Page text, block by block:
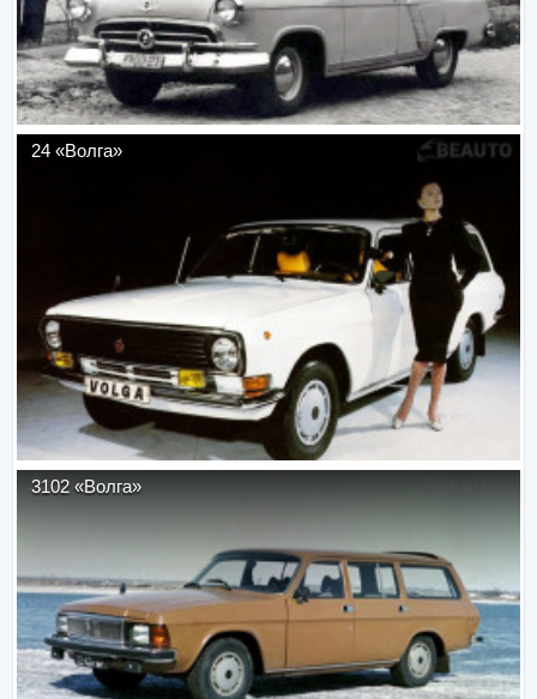
24 «Волга»
3102 «Волга»